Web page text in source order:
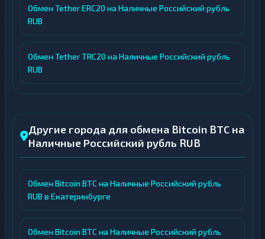
Обмен Tether ERC20 на Наличные Российский рубль
RUB
Обмен Tether TRC20 на Наличные Российский рубль
RUB
Другие города для обмена Bitcoin BTC на
Наличные Российский рубль RUB
Обмен Bitcoin BTC на Наличные Российский рубль
RUB в Екатеринбурге
Обмен Bitcoin BTC на Наличные Российский рубль